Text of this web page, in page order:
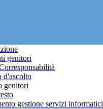
genitori
d'ascolto
genitori
gestione servizi informatici